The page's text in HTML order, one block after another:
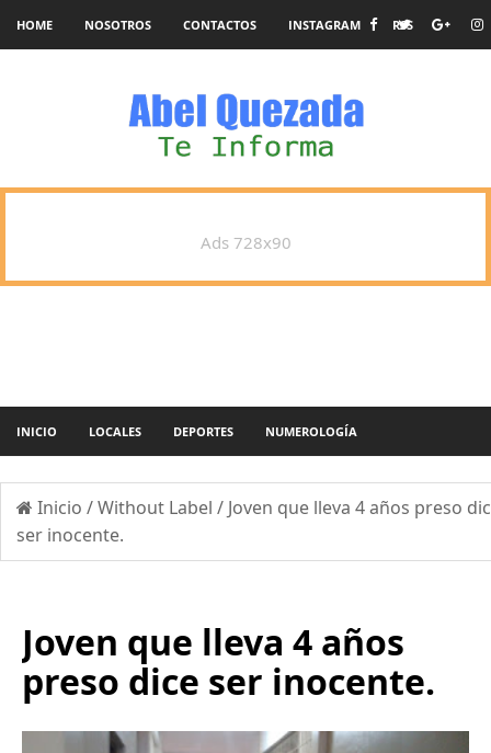
HOME NOSOTROS CONTACTOS INSTAGRAM RSS
Ads 728x90
INICIO LOCALES DEPORTES NUMEROLOGÍA
Inicio /Without Label / Joven que lleva 4 años preso
ser inocente.
Joven que lleva 4 años
preso dice ser inocente.